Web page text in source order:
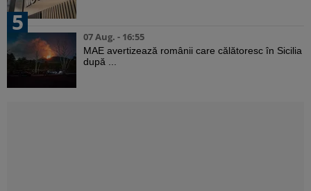
5
07 Aug. - 16:55
MAE avertizează românii care călătoresc în Sicilia
după ...